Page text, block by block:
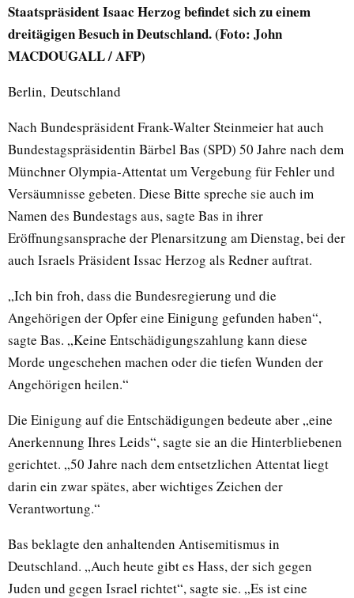
Staatspräsident Isaac Herzog befindet sich zu einem
dreitägigen Besuch in Deutschland. (Foto: John
MACDOUGALL / AFP)
Berlin, Deutschland
Nach Bundespräsident Frank-Walter Steinmeier hat auch
Bundestagspräsidentin Bärbel Bas (SPD) 50 Jahre nach dem
Münchner Olympia-Attentat um Vergebung für Fehler und
Versäumnisse gebeten. Diese Bitte spreche sie auch im
Namen des Bundestags aus, sagte Bas in ihrer
Eröffnungsansprache der Plenarsitzung am Dienstag, bei der
auch Israels Präsident Issac Herzog als Redner auftrat.
„Ich bin froh, dass die Bundesregierung und die
Angehörigen der Opfer eine Einigung gefunden haben“,
sagte Bas. „Keine Entschädigungszahlung kann diese
Morde ungeschehen machen oder die tiefen Wunden der
Angehörigen heilen.“
Die Einigung auf die Entschädigungen bedeute aber „eine
Anerkennung Ihres Leids“, sagte sie an die Hinterbliebenen
gerichtet. „50 Jahre nach dem entsetzlichen Attentat liegt
darin ein zwar spätes, aber wichtiges Zeichen der
Verantwortung.“
Bas beklagte den anhaltenden Antisemitismus in
Deutschland. „Auch heute gibt es Hass, der sich gegen
Juden und gegen Israel richtet“, sagte sie. „Es ist eine